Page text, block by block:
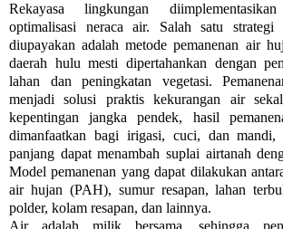
Rekayasa lingkungan
optimalisasi neraca air. Salah satu
diupayakan adalah metode pemanenan air
daerah hulu mesti dipertahankan dengan
lahan dan peningkatan vegetasi.
menjadi solusi praktis kekurangan air
kepentingan jangka pendek, hasil
dimanfaatkan bagi irigasi, cuci, dan mandi,
panjang dapat menambah suplai airtanah
Model pemanenan yang dapat dilakukan
air hujan (PAH), sumur resapan, lahan
polder, kolam resapan, dan lainnya.
Air adalah milik bersama, sehingga